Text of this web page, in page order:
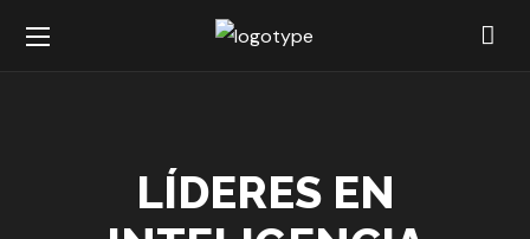
LÍDERES EN